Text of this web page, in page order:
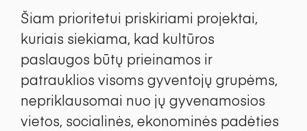
Šiam prioritetui priskiriami projektai,
kuriais siekiama, kad kultūros
paslaugos būtų prieinamos ir
patrauklios visoms gyventojų grupėms,
nepriklausomai nuo jų gyvenamosios
vietos, socialinės, ekonominės padėties